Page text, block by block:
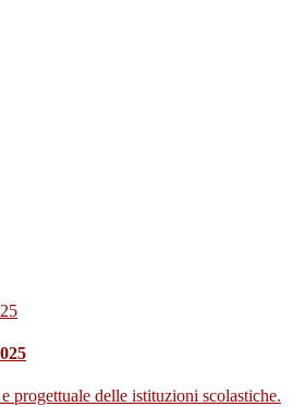
progettuale delle istituzioni scolastiche.